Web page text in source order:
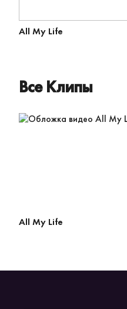
All My Life
Все Клипы
All My Life